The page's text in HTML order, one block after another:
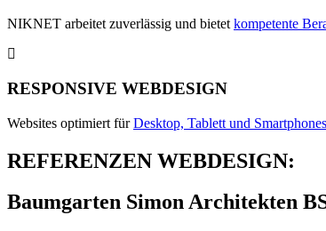
NIKNET arbeitet zuverlässig und bietet kompetente
RESPONSIVE WEBDESIGN
Websites optimiert fürDesktop, Tablett und Smartphones
REFERENZEN WEBDESIGN:
Baumgarten Simon Architekten